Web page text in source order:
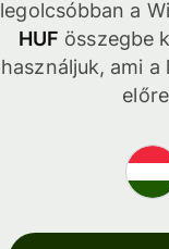
legolcsóbban a
HUF összegbe
használjuk, ami